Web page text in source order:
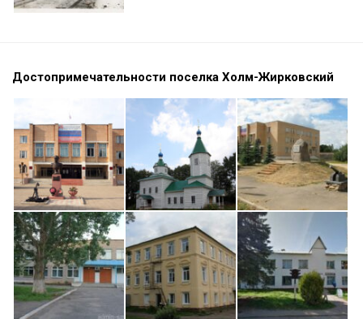
Достопримечательности поселка Холм-Жирковский